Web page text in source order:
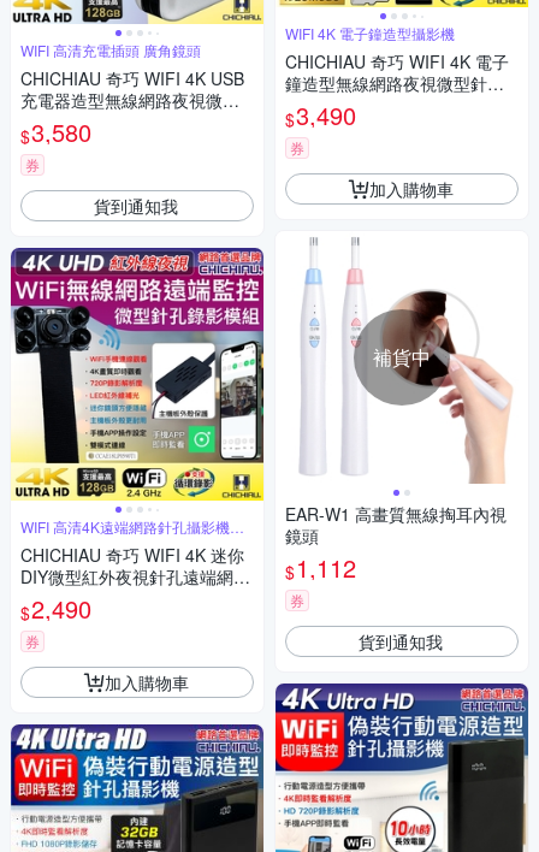
WIFI 高清充電插頭 廣角鏡頭
CHICHIAU 奇巧 WIFI 4K USB
充電器造型無線網路夜視微型
廣角攝影機M2 影音記錄器
$3,580
券
貨到通知我
WIFI 高清4K遠端網路針孔攝影機模
CHICHIAU 奇巧 WIFI 4K 迷你
DIY微型紅外夜視針孔遠端網路
攝影機帶殼錄影模組
$2,490
券
加入購物車
WIFI 4K 電子鐘造型攝影機
CHICHIAU 奇巧 WIFI 4K 電子
鐘造型無線網路夜視微型針孔
攝影機XA 影音記錄器
$3,490
券
加入購物車
補貨中
EAR-W1 高畫質無線掏耳內視
鏡頭
$1,112
券
貨到通知我